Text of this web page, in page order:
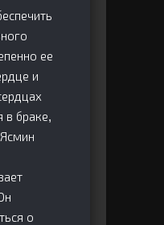
ее
и
в браке,
о